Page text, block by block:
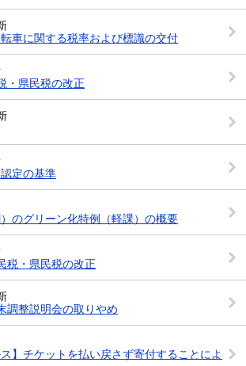
車に関する税率および標識の交付
・県民税の改正
定の基準
のグリーン化特例（軽課）の概要
・県民税の改正
調整説明会の取りやめ
ス】チケットを払い戻さず寄付することによ